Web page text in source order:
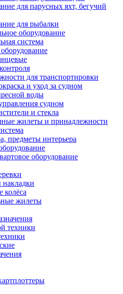
для парусных яхт, бегучий
для рыбалки
оборудование
система
для транспортировки
и уход за судном
воды
судном
и стекла
жилеты и принадлежности
предметы интерьера
оборудование
накладки
колёса
жилеты
техники